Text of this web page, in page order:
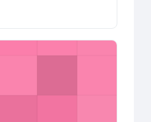
gr. JB 25/26Z